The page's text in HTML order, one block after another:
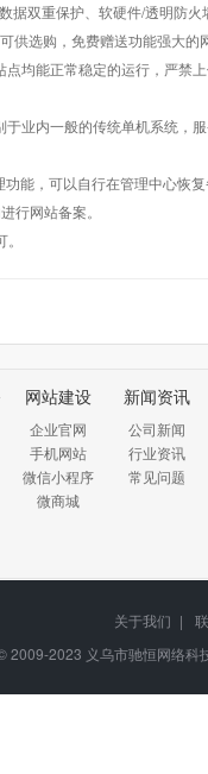
据双重保护、软硬件/透明防火
供选购，免费赠送功能强大
均能正常稳定的运行，严禁
业内一般的传统单机系统，
能，可以自行在管理中心恢
行网站备案。
网站建设
企业官网
手机网站
微信小程序
微商城
新闻资讯
公司新闻
行业资讯
常见问题
关于我们 |
2009-2023 义乌市驰恒网络科